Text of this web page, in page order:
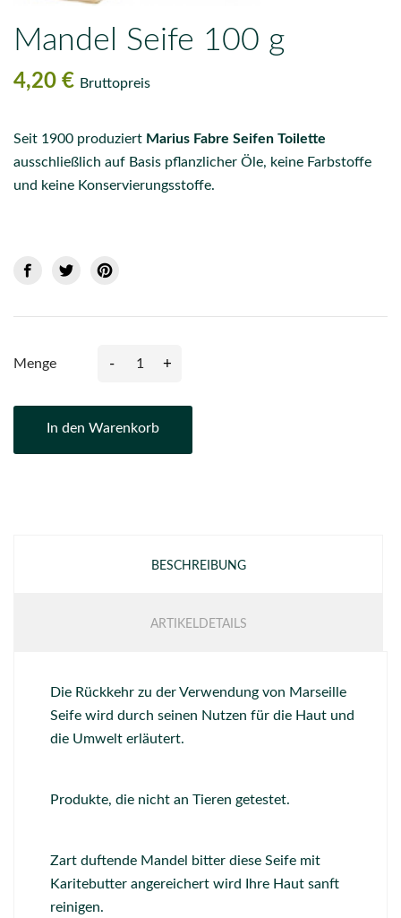
Mandel Seife 100 g
4,20 € Bruttopreis
Seit 1900 produziert Marius Fabre Seifen Toilette
ausschließlich auf Basis pflanzlicher Öle, keine Farbstoffe
und keine Konservierungsstoffe.
Menge - +
In den Warenkorb
BESCHREIBUNG
ARTIKELDETAILS
Die Rückkehr zu der Verwendung von Marseille
Seife wird durch seinen Nutzen für die Haut und
die Umwelt erläutert.
Produkte, die nicht an Tieren getestet.
Zart duftende Mandel bitter diese Seife mit
Karitebutter angereichert wird Ihre Haut sanft
reinigen.